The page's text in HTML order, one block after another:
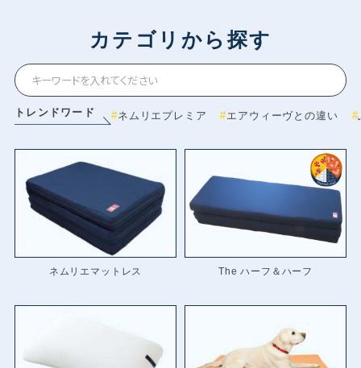
カテゴリから探す
トレンドワード ネムリエプレミア エアウィーヴとの違い
ネムリエマットレス The ハーフ＆ハーフ